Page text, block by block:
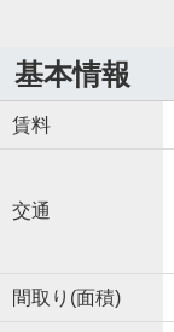
基本情報
賃料
交通
間取り(面積)